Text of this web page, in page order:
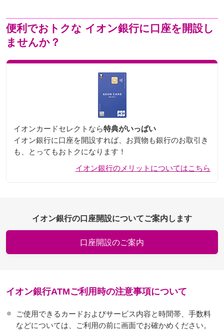
便利でおトクな イオン銀行に口座を開設し
ませんか？
イオンカードセレクトなら特典がいっぱい
イオン銀行に口座を開設すれば、お買物も銀行のお取引き
も、とってもおトクになります！
イオン銀行のメリットについてはこちら
イオン銀行の口座開設についてご案内します
口座開設のご案内
イオン銀行ATMご利用時の注意事項について
ご使用できるカードおよびサービス内容と時間帯、手数料
などについては、ご利用の前に画面でお確かめください。